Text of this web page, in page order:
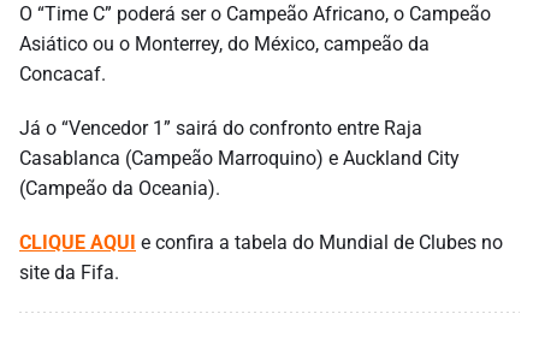
O “Time C” poderá ser o Campeão Africano, o Campeão
Asiático ou o Monterrey, do México, campeão da
Concacaf.
Já o “Vencedor 1” sairá do confronto entre Raja
Casablanca (Campeão Marroquino) e Auckland City
(Campeão da Oceania).
CLIQUE AQUI e confira a tabela do Mundial de Clubes no
site da Fifa.